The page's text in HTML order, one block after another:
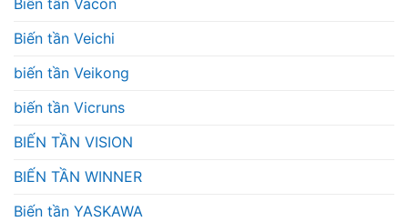
Biến tần Vacon
Biến tần Veichi
biến tần Veikong
biến tần Vicruns
BIẾN TẦN VISION
BIẾN TẦN WINNER
Biến tần YASKAWA